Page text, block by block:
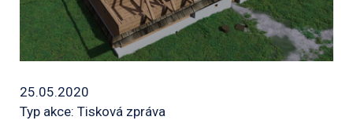
25.05.2020
Typ akce: Tisková zpráva